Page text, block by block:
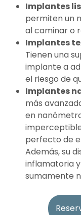
Implantes
permiten un
al caminar o
Implantes
Tienen una
implante a
el riesgo de
Implantes
más
en
perfecto de
Además, su
inflamatoria
sumamente